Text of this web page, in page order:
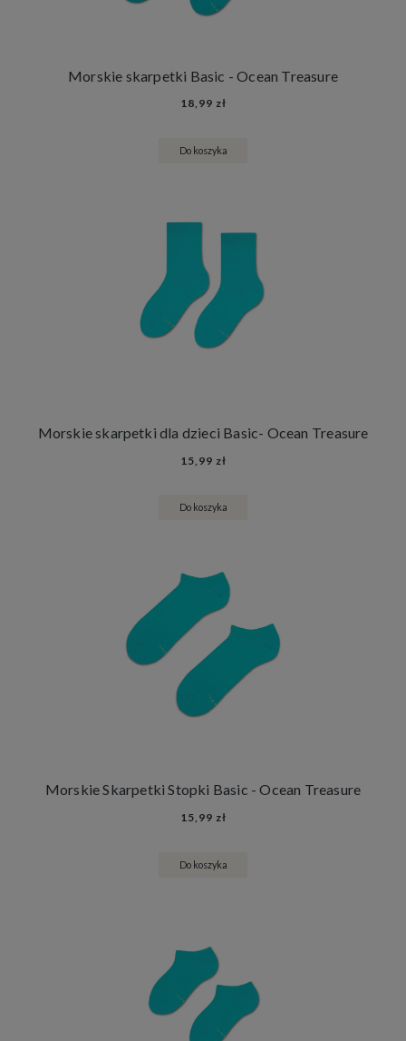
Morskie skarpetki Basic - Ocean Treasure
18,99 zł
Do koszyka
Morskie skarpetki dla dzieci Basic- Ocean Treasure
15,99 zł
Do koszyka
Morskie Skarpetki Stopki Basic - Ocean Treasure
15,99 zł
Do koszyka